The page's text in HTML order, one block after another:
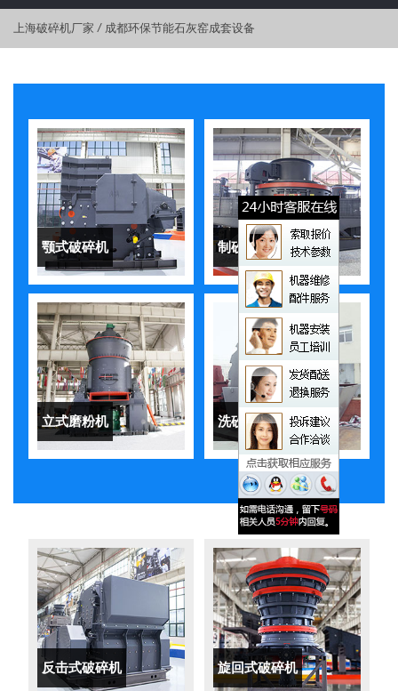
上海破碎机厂家 / 成都环保节能石灰窑成套设备
颚式破碎机 制砂机
立式磨粉机 洗砂机
反击式破碎机 旋回式破碎机